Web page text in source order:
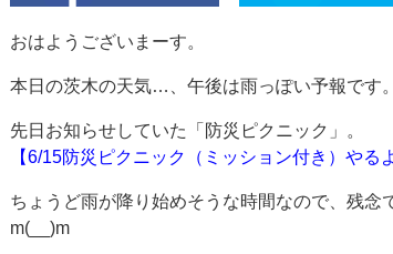
おはようございまーす。
本日の茨木の天気…、午後は雨っぽい予報です。
先日お知らせしていた「防災ピクニック」。
【6/15防災ピクニック（ミッション付き）やる
ちょうど雨が降り始めそうな時間なので、残念
m(__)m